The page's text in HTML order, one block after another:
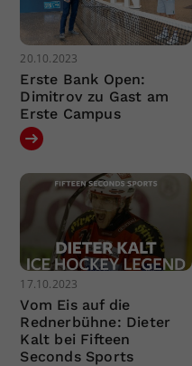
20.10.2023
Erste Bank Open:
Dimitrov zu Gast am
Erste Campus
17.10.2023
Vom Eis auf die
Rednerbühne: Dieter
Kalt bei Fifteen
Seconds Sports